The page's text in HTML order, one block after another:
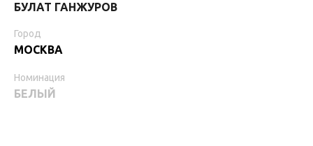
БУЛАТ ГАНЖУРОВ
Город
МОСКВА
Номинация
БЕЛЫЙ